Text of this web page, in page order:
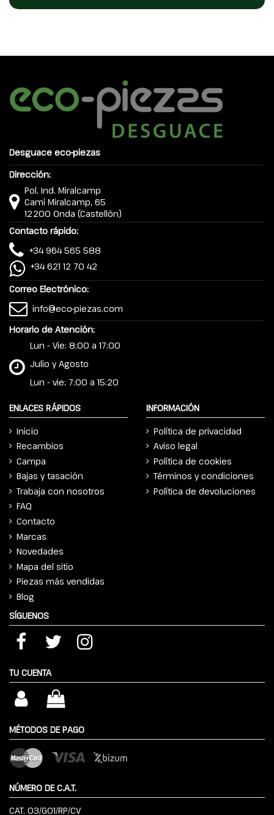
Desguace eco-piezas
Dirección:
Pol. Ind. Miralcamp
Camí Miralcamp, 65
12200 Onda (Castellón)
Contacto rápido:
+34 964 565 588
+34 621 12 70 42
Correo Electrónico:
info@eco-piezas.com
Horario de Atención:
Lun - Vie: 8:00 a 17:00
Julio y Agosto
Lun - vie: 7:00 a 15:20
ENLACES RÁPIDOS
Inicio
Recambios
Campa
Bajas y tasación
Trabaja con nosotros
FAQ
Contacto
Marcas
Novedades
Mapa del sitio
Piezas más vendidas
Blog
INFORMACIÓN
Política de privacidad
Aviso legal
Política de cookies
Términos y condiciones
Política de devoluciones
SÍGUENOS
TU CUENTA
MÉTODOS DE PAGO
NÚMERO DE C.A.T.
CAT. 03/G01/RP/CV